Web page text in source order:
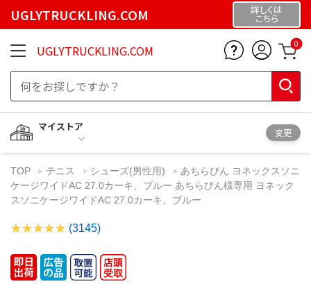
UGLYTRUCKLING.COM 詳しくは
こちら
UGLYTRUCKLING.COM 0
マイストア
変更
TOP テニス シューズ(男性用)
あちらびん ヨネックスソニ
ケージワイドAC 27.0カーキ、ブルー あちらびん様専用 ヨネック
スソニケージワイドAC 27.0カーキ、ブルー
(3145)